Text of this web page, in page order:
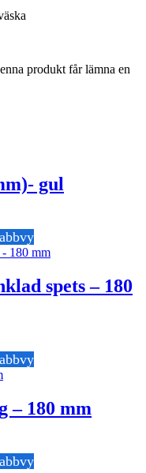
produkt får lämna en
gul
spets – 180
– 180 mm